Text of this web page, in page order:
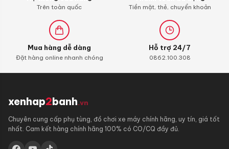
Trên toàn quốc Tiền mặt, thẻ, chuyển khoản
Mua hàng dễ dàng
Đặt hàng online nhanh chóng
Hỗ trợ 24/7
0862.100.308
xenhap2banh.vn
Chuyên cung cấp phụ tùng, đồ chơi xe máy chính hãng, uy tín, giá tốt
nhất. Cam kết hàng chính hãng 100% có CO/CQ đầy đủ.